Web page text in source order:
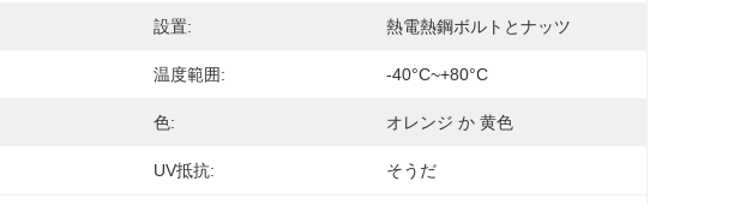
設置: 熱電熱鋼ボルトとナッツ
温度範囲: -40°C~+80°C
色: オレンジ か 黄色
UV抵抗: そうだ